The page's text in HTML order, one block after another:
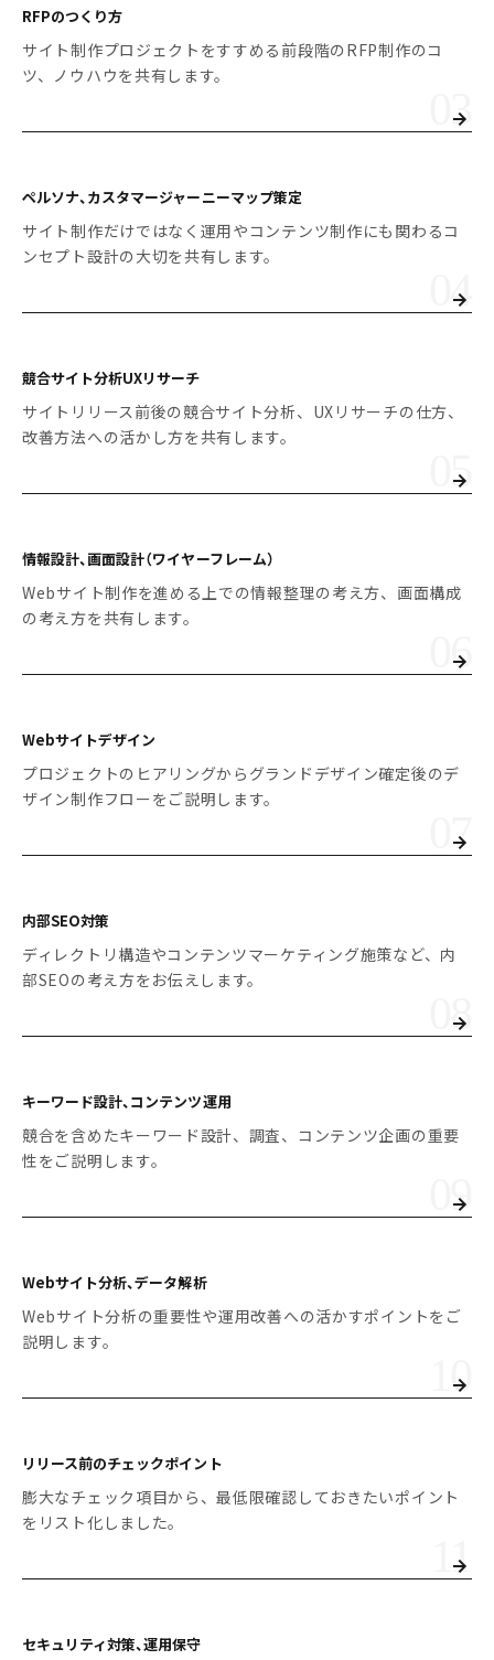
RFPのつくり方
サイト制作プロジェクトをすすめる前段階のRFP制作のコ
ツ、ノウハウを共有します。
ペルソナ、カスタマージャーニーマップ策定
サイト制作だけではなく運用やコンテンツ制作にも関わるコ
ンセプト設計の大切を共有します。
競合サイト分析UXリサーチ
サイトリリース前後の競合サイト分析、UXリサーチの仕方、
改善方法への活かし方を共有します。
情報設計、画面設計（ワイヤーフレーム）
Webサイト制作を進める上での情報整理の考え方、画面構成
の考え方を共有します。
Webサイトデザイン
プロジェクトのヒアリングからグランドデザイン確定後のデ
ザイン制作フローをご説明します。
内部SEO対策
ディレクトリ構造やコンテンツマーケティング施策など、内
部SEOの考え方をお伝えします。
キーワード設計、コンテンツ運用
競合を含めたキーワード設計、調査、コンテンツ企画の重要
性をご説明します。
Webサイト分析、データ解析
Webサイト分析の重要性や運用改善への活かすポイントをご
説明します。
リリース前のチェックポイント
膨大なチェック項目から、最低限確認しておきたいポイント
をリスト化しました。
セキュリティ対策、運用保守